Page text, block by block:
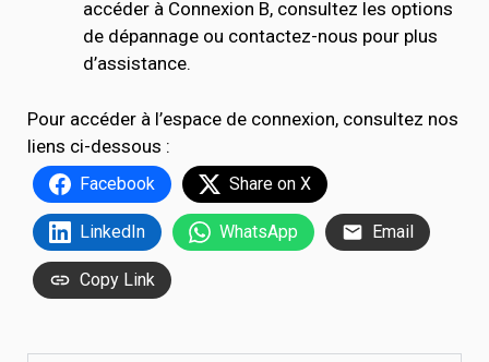
accéder à Connexion B, consultez les options
de dépannage ou contactez-nous pour plus
d’assistance.
Pour accéder à l’espace de connexion, consultez nos
liens ci-dessous :
Facebook Share on X
LinkedIn WhatsApp Email
Copy Link